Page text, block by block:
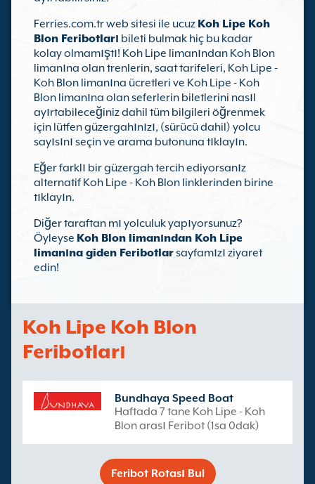
Ferries.com.tr web sitesi ile ucuz Koh Lipe Koh
Blon Feribotları bileti bulmak hiç bu kadar
kolay olmamıştı! Koh Lipe limanından Koh Blon
limanına olan trenlerin, saat tarifeleri, Koh Lipe -
Koh Blon limanına ücretleri ve Koh Lipe - Koh
Blon limanına olan seferlerin biletlerini nasıl
ayırtabileceğiniz dahil tüm bilgileri öğrenmek
için lütfen güzergahınızı, (sürücü dahil) yolcu
sayısını seçin ve arama butonuna tıklayın.
Eğer farklı bir güzergah tercih ediyorsanız
alternatif Koh Lipe - Koh Blon linklerinden birine
tıklayın.
Diğer taraftan mı yolculuk yapıyorsunuz?
Öyleyse Koh Blon limanından Koh Lipe
limanına giden Feribotlarsayfamızı ziyaret
edin!
Koh Lipe Koh Blon
Feribotları
Bundhaya Speed Boat
Haftada 7 tane Koh Lipe - Koh
Blon arası Feribot (1sa 0dak)
Feribot Rotası Bul